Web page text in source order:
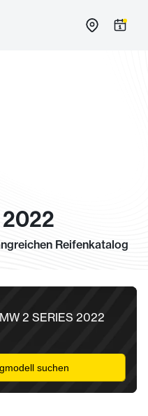
2022
Reifenkatalog
2 SERIES 2022
suchen